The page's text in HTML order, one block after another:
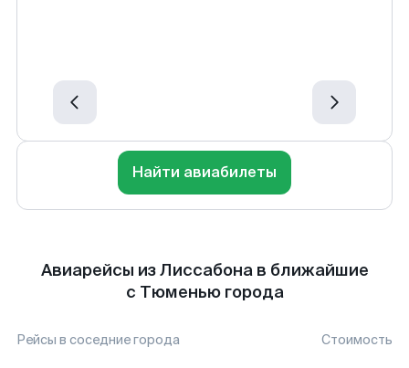
Найти авиабилеты
Авиарейсы из Лиссабона в ближайшие
с Тюменью города
Рейсы в соседние города Стоимость